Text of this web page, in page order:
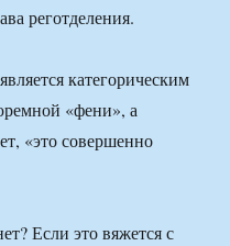
реготделения.
категорическим
«фени», а
«это совершенно
Если это вяжется с